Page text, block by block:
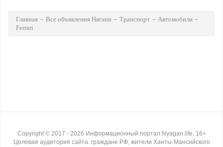
Главная Все объявления Нягани Транспорт
Автомобили
Ferrari
Copyright © 2017 - 2026 Информационный портал Nyagan.life, 16+
Целевая аудитория сайта: граждане РФ, жители Ханты-Мансийского